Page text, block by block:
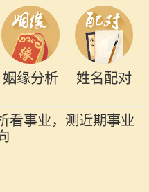
姻缘分析 姓名配对
看事业，测近期事业